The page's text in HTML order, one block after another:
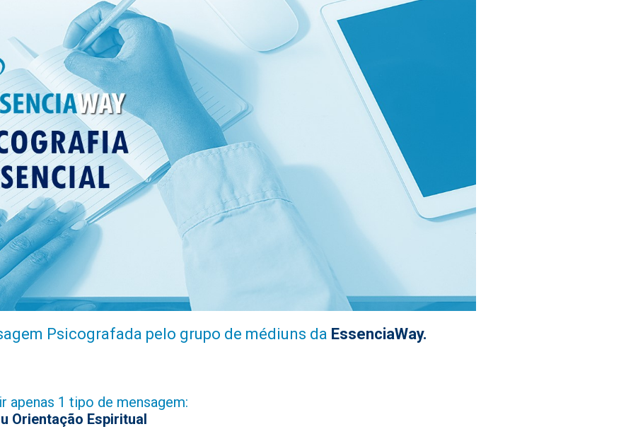
Psicografada pelo grupo de médiuns da EssenciaWay.
pedir apenas 1 tipo de mensagem:
Orientação Espiritual